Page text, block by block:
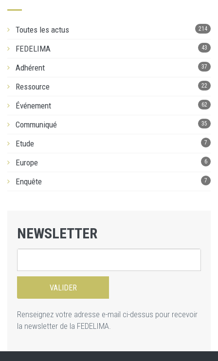
Toutes les actus 214
FEDELIMA 43
Adhérent 37
Ressource 22
Événement 62
Communiqué 35
Etude 7
Europe 6
Enquête 7
NEWSLETTER
Renseignez votre adresse e-mail ci-dessus pour recevoir
la newsletter de la FEDELIMA.